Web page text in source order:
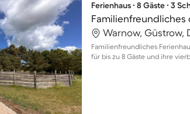
Ferienhaus ∙ 8 Gäste ∙ 3
Warnow, Güstrow,
Familienfreundliches
für bis zu 8 Gäste und ihre